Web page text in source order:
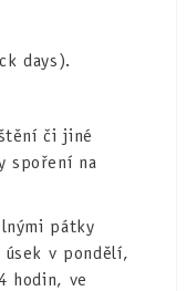
days).
či jiné
spoření na
pátky
v pondělí,
hodin, ve